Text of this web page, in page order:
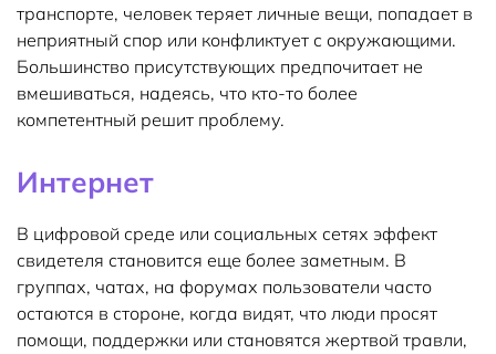
транспорте, человек теряет личные вещи, попадает в
неприятный спор или конфликтует с окружающими.
Большинство присутствующих предпочитает не
вмешиваться, надеясь, что кто-то более
компетентный решит проблему.
Интернет
В цифровой среде или социальных сетях эффект
свидетеля становится еще более заметным. В
группах, чатах, на форумах пользователи часто
остаются в стороне, когда видят, что люди просят
помощи, поддержки или становятся жертвой травли,